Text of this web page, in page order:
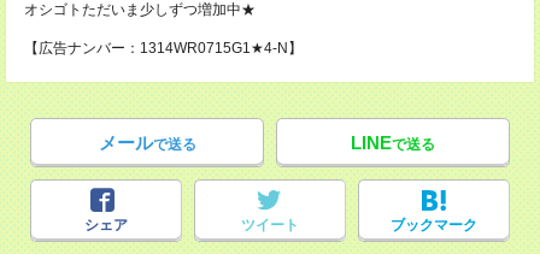
オシゴトただいま少しずつ増加中★
【広告ナンバー：1314WR0715G1★4-N】
メールで送る LINEで送る
シェア ツイート ブックマーク